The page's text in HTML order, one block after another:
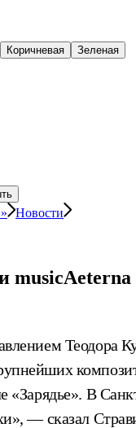
Коричневая Зеленая
Новости
musicAeterna
Теодора
«Зарядье». В
— сказал